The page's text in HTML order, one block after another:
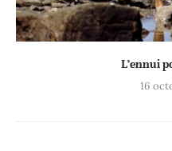
L’ennui
16